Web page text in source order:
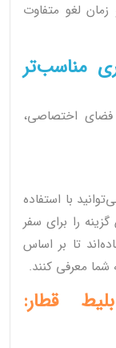
لغو متفاوت
مناسب‌تر
داشتن فضای اختصاصی،
با استفاده
را برای سفر
تا بر اساس
شما معرفی کنند.
قطار: